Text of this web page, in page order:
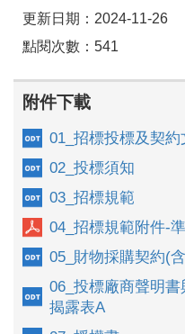
更新日期：2024-11-26
點閱次數：541
附件下載
01_招標投標及契約
02_投標須知
03_招標規範
04_招標規範附件-
05_財物採購契約(
06_投標廠商聲明
揭露表A